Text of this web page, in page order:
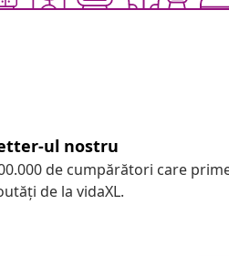
ul nostru
de cumpărători care
de la vidaXL.